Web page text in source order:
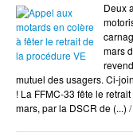
Blog Actu
Chroniques DVD
Coup de Coeur
Deux
mars
mutuel des usagers. Ci-
! La FFMC-33 fête le
mars, par la DSCR de (...)